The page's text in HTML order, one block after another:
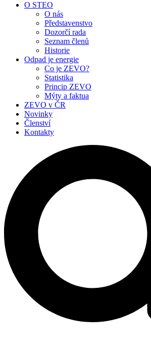
O STEO
O nás
Představenstvo
Dozorčí rada
Seznam členů
Historie
Odpad je energie
Co je ZEVO?
Statistika
Princip ZEVO
Mýty a faktua
ZEVO v ČR
Novinky
Členství
Kontakty